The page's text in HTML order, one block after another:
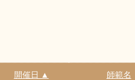
開催日 ▲ 師範名